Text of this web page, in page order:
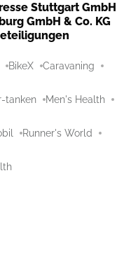
Stuttgart GmbH
GmbH & Co. KG
BikeX Caravaning
tanken Men's Health
Runner's World